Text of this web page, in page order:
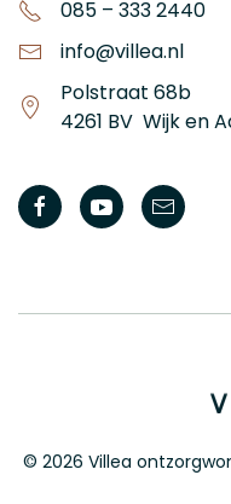
085 – 333 2440
info@villea.nl
Polstraat 68b
4261 BV Wijk en
© 2026 Villea